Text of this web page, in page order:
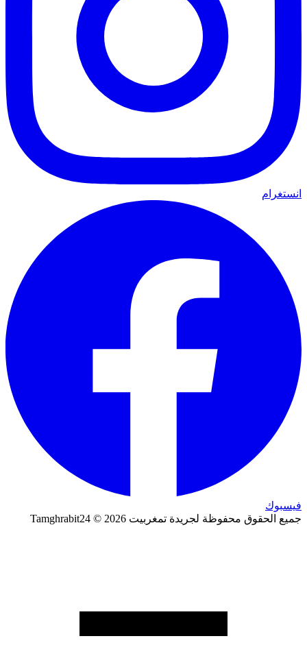
انستغرام
فيسبوك
جميع الحقوق محفوظة لجريدة تمغربيت 2026 © Tamghrabit24